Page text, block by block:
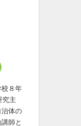
校８年
究主
治体の
師と